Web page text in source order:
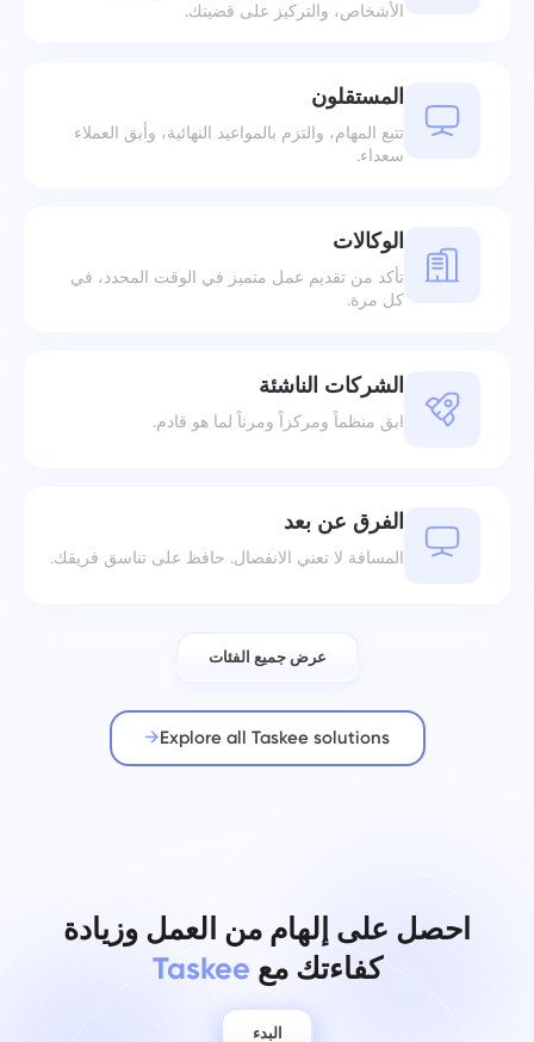
الأشخاص، والتركيز على قضيتك.
المستقلون
تتبع المهام، والتزم بالمواعيد النهائية، وأبق العملاء
سعداء.
الوكالات
تأكد من تقديم عمل متميز في الوقت المحدد، في
كل مرة.
الشركات الناشئة
ابق منظماً ومركزاً ومرناً لما هو قادم.
الفرق عن بعد
المسافة لا تعني الانفصال. حافظ على تناسق فريقك.
عرض جميع الفئات
Explore all Taskee solutions
احصل على إلهام من العمل وزيادة
كفاءتك مع Taskee
البدء